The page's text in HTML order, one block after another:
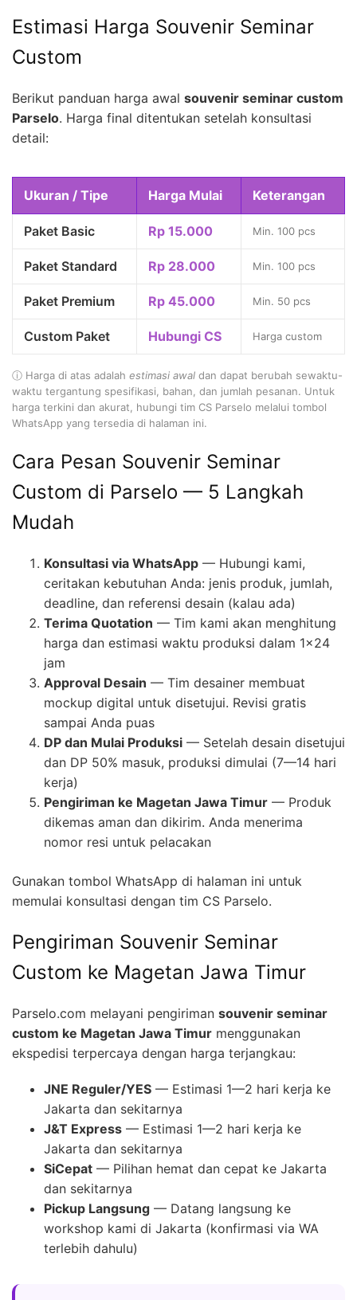
Estimasi Harga Souvenir Seminar
Custom
Berikut panduan harga awal souvenir seminar custom
Parselo. Harga final ditentukan setelah konsultasi
detail:
Ukuran / Tipe Harga Mulai Keterangan
Paket Basic Rp 15.000 Min. 100 pcs
Paket Standard Rp 28.000 Min. 100 pcs
Paket Premium Rp 45.000 Min. 50 pcs
Custom Paket Hubungi CS Harga custom
ⓘ Harga di atas adalah estimasi awal dan dapat berubah sewaktu-
waktu tergantung spesifikasi, bahan, dan jumlah pesanan. Untuk
harga terkini dan akurat, hubungi tim CS Parselo melalui tombol
WhatsApp yang tersedia di halaman ini.
Cara Pesan Souvenir Seminar
Custom di Parselo — 5 Langkah
Mudah
Konsultasi via WhatsApp — Hubungi kami,
ceritakan kebutuhan Anda: jenis produk, jumlah,
deadline, dan referensi desain (kalau ada)
Terima Quotation — Tim kami akan menghitung
harga dan estimasi waktu produksi dalam 1×24
jam
Approval Desain — Tim desainer membuat
mockup digital untuk disetujui. Revisi gratis
sampai Anda puas
DP dan Mulai Produksi — Setelah desain disetujui
dan DP 50% masuk, produksi dimulai (7—14 hari
kerja)
Pengiriman ke Magetan Jawa Timur — Produk
dikemas aman dan dikirim. Anda menerima
nomor resi untuk pelacakan
Gunakan tombol WhatsApp di halaman ini untuk
memulai konsultasi dengan tim CS Parselo.
Pengiriman Souvenir Seminar
Custom ke Magetan Jawa Timur
Parselo.com melayani pengiriman souvenir seminar
custom ke Magetan Jawa Timur menggunakan
ekspedisi terpercaya dengan harga terjangkau:
JNE Reguler/YES — Estimasi 1—2 hari kerja ke
Jakarta dan sekitarnya
J&T Express — Estimasi 1—2 hari kerja ke
Jakarta dan sekitarnya
SiCepat — Pilihan hemat dan cepat ke Jakarta
dan sekitarnya
Pickup Langsung — Datang langsung ke
workshop kami di Jakarta (konfirmasi via WA
terlebih dahulu)